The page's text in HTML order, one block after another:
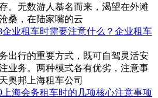
。无数游人慕名而来，渴望在外滩
桑，在陆家嘴的云
企业租车时需要注意什么？企业租车
出行的重要方式，既可自驾灵活安
业务。两种模式各有优劣，注意事
奥邦上海租车公司
上海会务租车时的几项核心注意事项